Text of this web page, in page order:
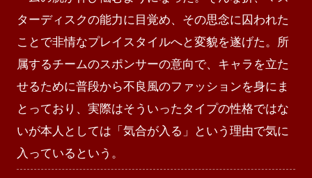
ターディスクの能力に目覚め、その思念に囚われた
ことで非情なプレイスタイルへと変貌を遂げた。所
属するチームのスポンサーの意向で、キャラを立た
せるために普段から不良風のファッションを身にま
とっており、実際はそういったタイプの性格ではな
いが本人としては「気合が入る」という理由で気に
入っているという。